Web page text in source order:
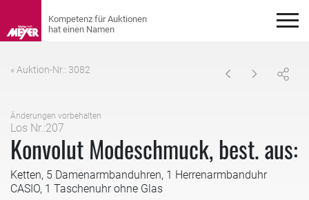
« Auktion-Nr.: 3082
Änderungen vorbehalten
Los Nr.:207
Konvolut Modeschmuck, best. aus:
Ketten, 5 Damenarmbanduhren, 1 Herrenarmbanduhr
CASIO, 1 Taschenuhr ohne Glas